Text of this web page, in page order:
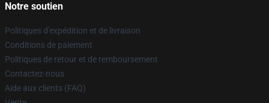
Notre soutien
Politiques d'expédition et de livraison
Conditions de paiement
Politiques de retour et de remboursement
Contactez-nous
Aide aux clients (FAQ)